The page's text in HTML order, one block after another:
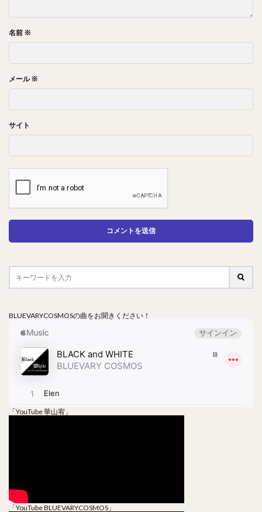
名前 ※
メール※
サイト
BLUEVARYCOSMOSの曲をお聞きください！
「YouTube 華山宥」
「YouTube BLUEVARYCOSMOS」